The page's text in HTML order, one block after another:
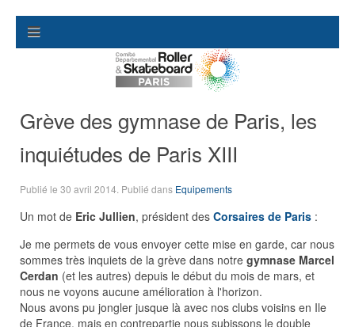
Grève des gymnase de Paris, les
inquiétudes de Paris XIII
Publié le 30 avril 2014 . Publié dans Equipements
Un mot de Eric Jullien, président des Corsaires de Paris :
Je me permets de vous envoyer cette mise en garde, car nous
sommes très inquiets de la grève dans notre gymnase Marcel
Cerdan (et les autres) depuis le début du mois de mars, et
nous ne voyons aucune amélioration à l'horizon.
Nous avons pu jongler jusque là avec nos clubs voisins en Ile
de France, mais en contrepartie nous subissons le double